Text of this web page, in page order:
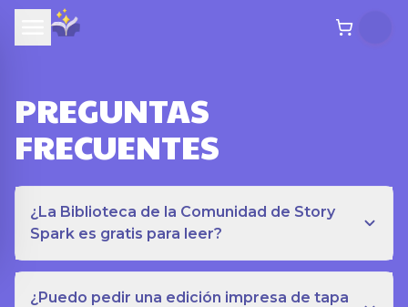
PREGUNTAS
FRECUENTES
¿La Biblioteca de la Comunidad de Story
Spark es gratis para leer?
¿Puedo pedir una edición impresa de tapa